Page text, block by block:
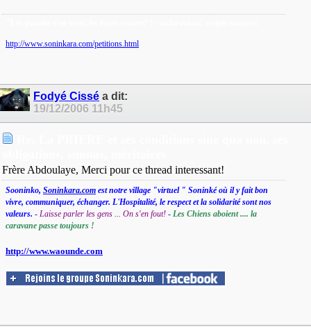
http://www.soninkara.com/petitions.html
Fodyé Cissé a dit:
19/12/2006 11h45
Frère Abdoulaye, Merci pour ce thread interessant!
Sooninko, Soninkara.com est notre village "virtuel " Soninké où il y fait bon
vivre, communiquer, échanger. L'Hospitalité, le respect et la solidarité sont nos
valeurs. - Laisse parler les gens ... On s'en fout! - Les Chiens aboient .... la
caravane passe toujours !
http://www.waounde.com